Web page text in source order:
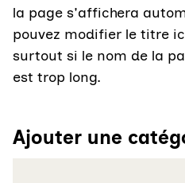
la page s'affichera
pouvez modifier le titre
surtout si le nom de la
est trop long.
Ajouter une